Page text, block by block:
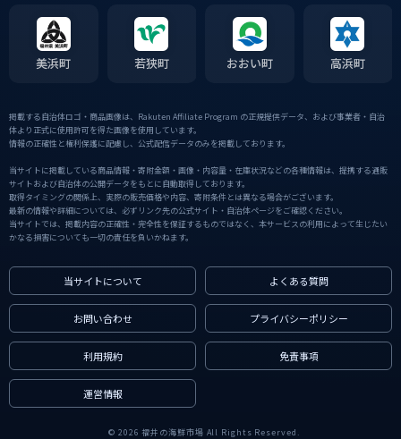
美浜町 若狭町 おおい町 高浜町
掲載する自治体ロゴ・商品画像は、Rakuten Affiliate Program の正規提供データ、および事業者・自治
体より正式に使用許可を得た画像を使用しています。
情報の正確性と権利保護に配慮し、公式配信データのみを掲載しております。
当サイトに掲載している商品情報・寄附金額・画像・内容量・在庫状況などの各種情報は、提携する通販
サイトおよび自治体の公開データをもとに自動取得しております。
取得タイミングの関係上、実際の販売価格や内容、寄附条件とは異なる場合がございます。
最新の情報や詳細については、必ずリンク先の公式サイト・自治体ページをご確認ください。
当サイトでは、掲載内容の正確性・完全性を保証するものではなく、本サービスの利用によって生じたい
かなる損害についても一切の責任を負いかねます。
当サイトについて よくある質問
お問い合わせ プライバシーポリシー
利用規約 免責事項
運営情報
© 2026 福井の海鮮市場 All Rights Reserved.